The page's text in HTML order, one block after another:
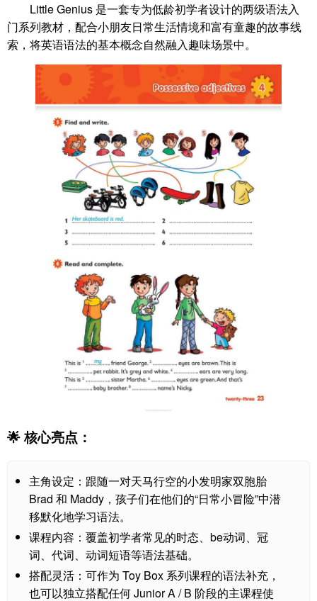
Little Genius 是一套专为低龄初学者设计的两级语法入
门系列教材，配合小朋友日常生活情境和富有童趣的故事线
索，将英语语法的基本概念自然融入趣味场景中。
🌟 核心亮点：
主角设定：跟随一对天马行空的小发明家双胞胎
Brad 和 Maddy，孩子们在他们的“日常小冒险”中潜
移默化地学习语法。
课程内容：覆盖初学者常见的时态、be动词、冠
词、代词、动词短语等语法基础。
搭配灵活：可作为 Toy Box 系列课程的语法补充，
也可以独立搭配任何 Junior A / B 阶段的主课程使